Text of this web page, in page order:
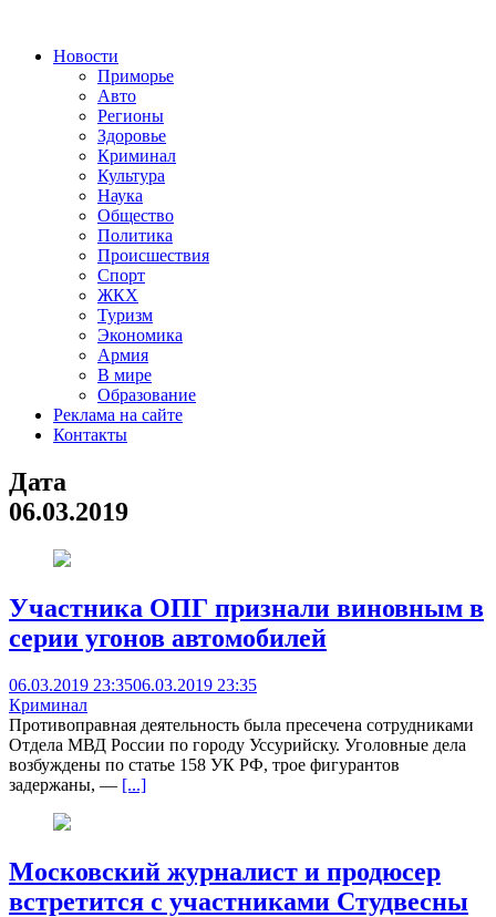
Новости
Приморье
Авто
Регионы
Здоровье
Криминал
Культура
Наука
Общество
Политика
Происшествия
Спорт
ЖКХ
Туризм
Экономика
Армия
В мире
Образование
Реклама на сайте
Контакты
Дата
06.03.2019
Участника ОПГ признали виновным в
серии угонов автомобилей
06.03.2019 23:3506.03.2019 23:35
Криминал
Противоправная деятельность была пресечена сотрудниками
Отдела МВД России по городу Уссурийску. Уголовные дела
возбуждены по статье 158 УК РФ, трое фигурантов
задержаны, — [...]
Московский журналист и продюсер
встретится с участниками Студвесны